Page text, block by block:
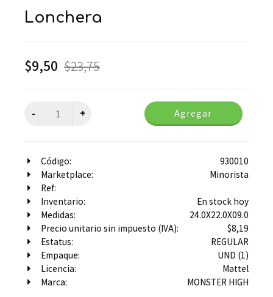
lonchera
$9,50 $23,75
Agregar
Código:
930010
Marketplace:
Minorista
Ref:
Inventario:
En stock hoy
Medidas:
24.0X22.0X09.0
Precio unitario sin impuesto (IVA):
$8,19
Estatus:
REGULAR
Empaque:
UND (1)
Licencia:
Mattel
Marca:
MONSTER HIGH